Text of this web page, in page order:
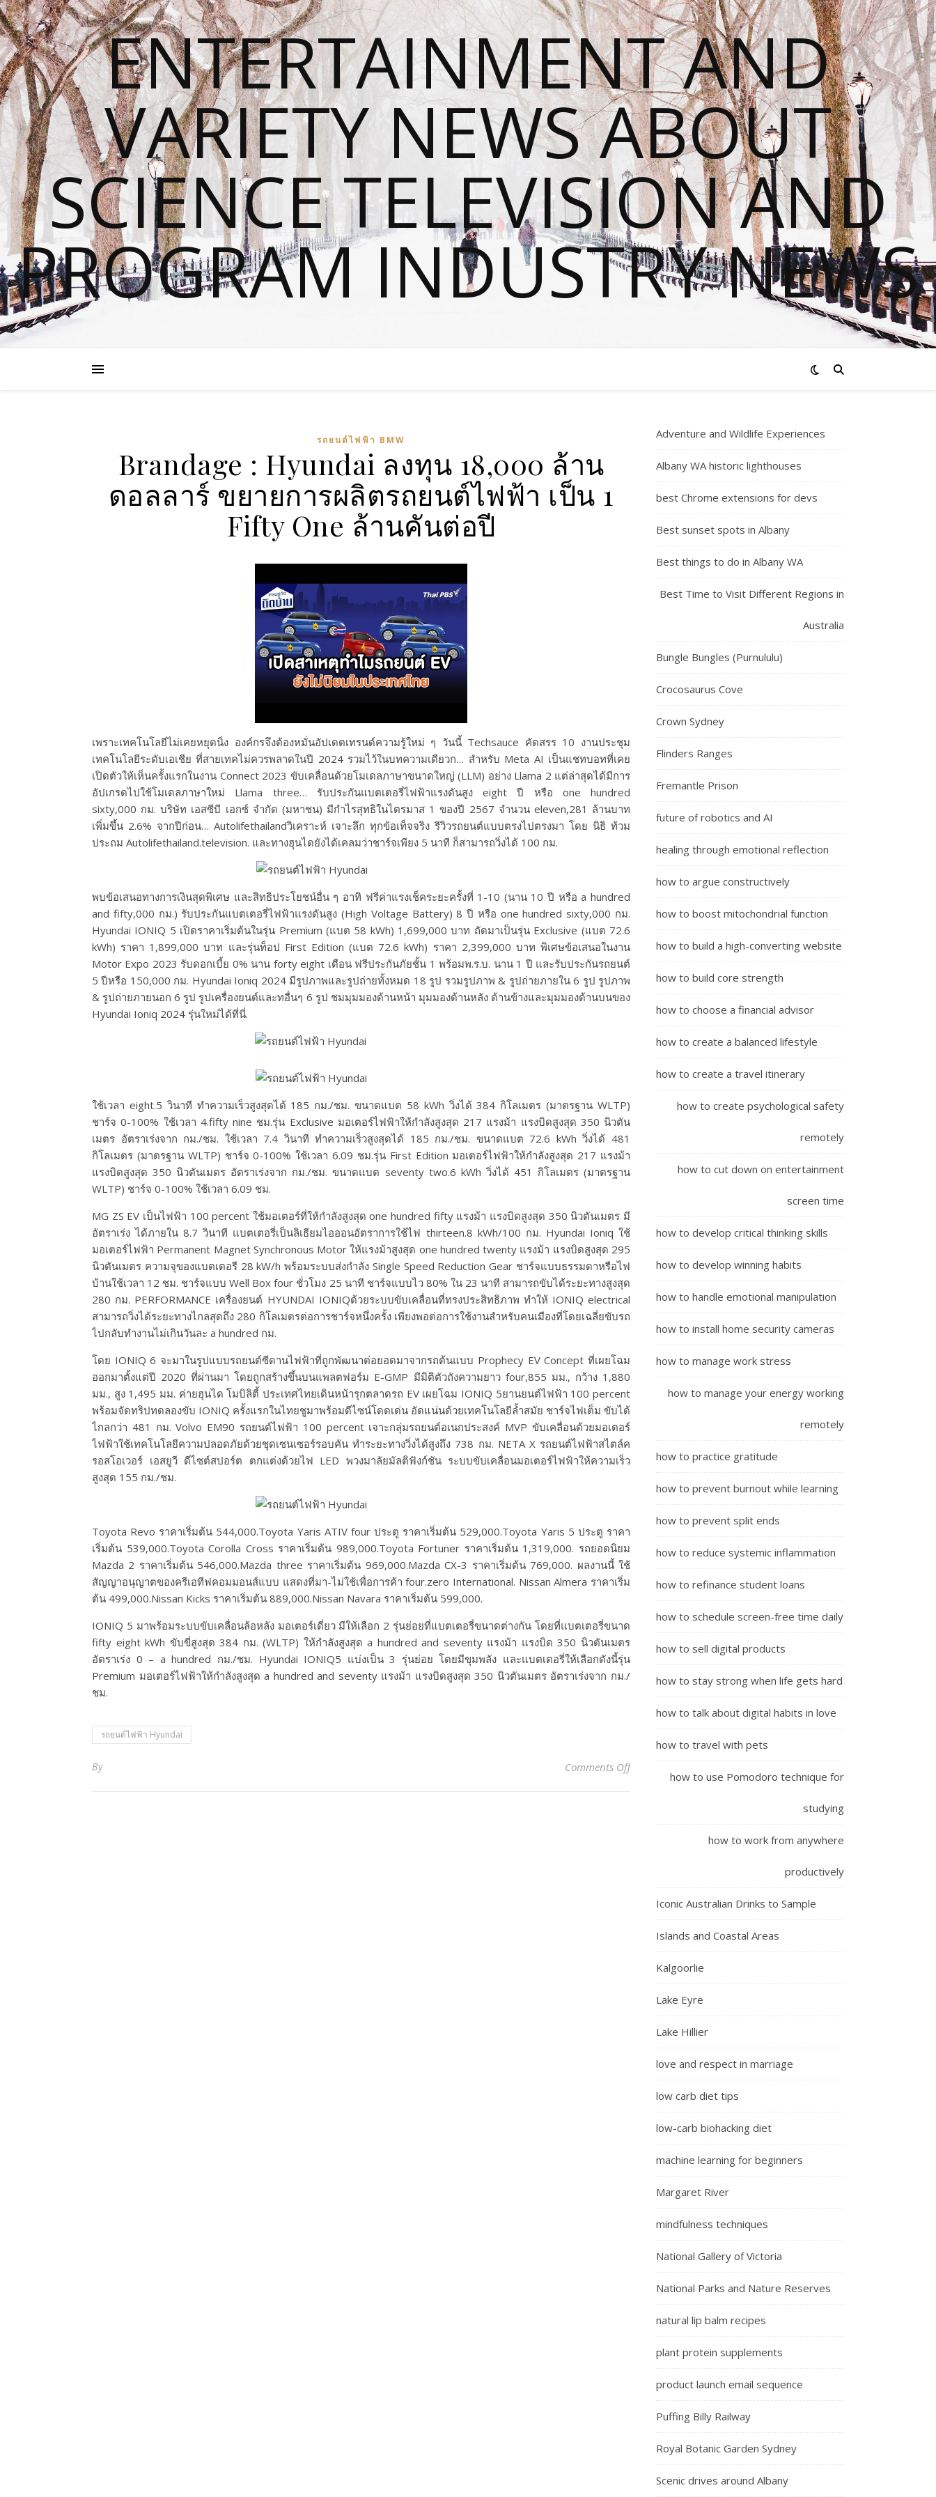
ENTERTAINMENT AND
VARIETY NEWS ABOUT
SCIENCE TELEVISION AND
PROGRAM INDUSTRY NEWS
รถยนต์ไฟฟ้า BMW
Brandage : Hyundai ลงทุน 18,000 ล้าน
ดอลลาร์ ขยายการผลิตรถยนต์ไฟฟ้า เป็น 1
Fifty One ล้านคันต่อปี
เพราะเทคโนโลยีไม่เคยหยุดนิ่ง องค์กรจึงต้องหมั่นอัปเดตเทรนด์ความรู้ใหม่ ๆ วันนี้ Techsauce คัดสรร 10 งานประชุม
เทคโนโลยีระดับเอเชีย ที่สายเทคไม่ควรพลาดในปี 2024 รวมไว้ในบทความเดียวก… สำหรับ Meta AI เป็นแชทบอทที่เคย
เปิดตัวให้เห็นครั้งแรกในงาน Connect 2023 ขับเคลื่อนด้วยโมเดลภาษาขนาดใหญ่ (LLM) อย่าง Llama 2 แต่ล่าสุดได้มีการ
อัปเกรดไปใช้โมเดลภาษาใหม่ Llama three… รับประกันแบตเตอรี่ไฟฟ้าแรงดันสูง eight ปี หรือ one hundred
sixty,000 กม. บริษัท เอสซีบี เอกซ์ จำกัด (มหาชน) มีกำไรสุทธิในไตรมาส 1 ของปี 2567 จำนวน eleven,281 ล้านบาท
เพิ่มขึ้น 2.6% จากปีก่อน… Autolifethailandวิเคราะห์ เจาะลึก ทุกข้อเท็จจริง รีวิวรถยนต์แบบตรงไปตรงมา โดย นิธิ ท้วม
ประถม Autolifethailand.television. และทางฮุนไดยังได้เคลมว่าชาร์จเพียง 5 นาที ก็สามารถวิ่งได้ 100 กม.
พบข้อเสนอทางการเงินสุดพิเศษ และสิทธิประโยชน์อื่น ๆ อาทิ ฟรีค่าแรงเช็คระยะครั้งที่ 1-10 (นาน 10 ปี หรือ a hundred
and fifty,000 กม.) รับประกันแบตเตอรี่ไฟฟ้าแรงดันสูง (High Voltage Battery) 8 ปี หรือ one hundred sixty,000 กม.
Hyundai IONIQ 5 เปิดราคาเริ่มต้นในรุ่น Premium (แบต 58 kWh) 1,699,000 บาท ถัดมาเป็นรุ่น Exclusive (แบต 72.6
kWh) ราคา 1,899,000 บาท และรุ่นท็อป First Edition (แบต 72.6 kWh) ราคา 2,399,000 บาท พิเศษข้อเสนอในงาน
Motor Expo 2023 รับดอกเบี้ย 0% นาน forty eight เดือน ฟรีประกันภัยชั้น 1 พร้อมพ.ร.บ. นาน 1 ปี และรับประกันรถยนต์
5 ปีหรือ 150,000 กม. Hyundai Ioniq 2024 มีรูปภาพและรูปถ่ายทั้งหมด 18 รูป รวมรูปภาพ & รูปถ่ายภายใน 6 รูป รูปภาพ
& รูปถ่ายภายนอก 6 รูป รูปเครื่องยนต์และทอื่นๆ 6 รูป ชมมุมมองด้านหน้า มุมมองด้านหลัง ด้านข้างและมุมมองด้านบนของ
Hyundai Ioniq 2024 รุ่นใหม่ได้ที่นี่.
ใช้เวลา eight.5 วินาที ทำความเร็วสูงสุดได้ 185 กม./ชม. ขนาดแบต 58 kWh วิ่งได้ 384 กิโลเมตร (มาตรฐาน WLTP)
ชาร์จ 0-100% ใช้เวลา 4.fifty nine ชม.รุ่น Exclusive มอเตอร์ไฟฟ้าให้กำลังสูงสุด 217 แรงม้า แรงบิดสูงสุด 350 นิวตัน
เมตร อัตราเร่งจาก กม./ชม. ใช้เวลา 7.4 วินาที ทำความเร็วสูงสุดได้ 185 กม./ชม. ขนาดแบต 72.6 kWh วิ่งได้ 481
กิโลเมตร (มาตรฐาน WLTP) ชาร์จ 0-100% ใช้เวลา 6.09 ชม.รุ่น First Edition มอเตอร์ไฟฟ้าให้กำลังสูงสุด 217 แรงม้า
แรงบิดสูงสุด 350 นิวตันเมตร อัตราเร่งจาก กม./ชม. ขนาดแบต seventy two.6 kWh วิ่งได้ 451 กิโลเมตร (มาตรฐาน
WLTP) ชาร์จ 0-100% ใช้เวลา 6.09 ชม.
MG ZS EV เป็นไฟฟ้า 100 percent ใช้มอเตอร์ที่ให้กำลังสูงสุด one hundred fifty แรงม้า แรงบิดสูงสุด 350 นิวตันเมตร มี
อัตราเร่ง ได้ภายใน 8.7 วินาที แบตเตอรี่เป็นลิเธียมไอออนอัตราการใช้ไฟ thirteen.8 kWh/100 กม. Hyundai Ioniq ใช้
มอเตอร์ไฟฟ้า Permanent Magnet Synchronous Motor ให้แรงม้าสูงสุด one hundred twenty แรงม้า แรงบิดสูงสุด 295
นิวตันเมตร ความจุของแบตเตอรี 28 kW/h พร้อมระบบส่งกำลัง Single Speed Reduction Gear ชาร์จแบบธรรมดาหรือไฟ
บ้านใช้เวลา 12 ชม. ชาร์จแบบ Well Box four ชั่วโมง 25 นาที ชาร์จแบบไว 80% ใน 23 นาที สามารถขับได้ระยะทางสูงสุด
280 กม. PERFORMANCE เครื่องยนต์ HYUNDAI IONIQด้วยระบบขับเคลื่อนที่ทรงประสิทธิภาพ ทำให้ IONIQ electrical
สามารถวิ่งได้ระยะทางไกลสุดถึง 280 กิโลเมตรต่อการชาร์จหนึ่งครั้ง เพียงพอต่อการใช้งานสำหรับคนเมืองที่โดยเฉลี่ยขับรถ
ไปกลับทำงานไม่เกินวันละ a hundred กม.
โดย IONIQ 6 จะมาในรูปแบบรถยนต์ซีดานไฟฟ้าที่ถูกพัฒนาต่อยอดมาจากรถต้นแบบ Prophecy EV Concept ที่เผยโฉม
ออกมาตั้งแต่ปี 2020 ที่ผ่านมา โดยถูกสร้างขึ้นบนแพลตฟอร์ม E-GMP มีมิติตัวถังความยาว four,855 มม., กว้าง 1,880
มม., สูง 1,495 มม. ค่ายฮุนได โมบิลิตี้ ประเทศไทยเดินหน้ารุกตลาดรถ EV เผยโฉม IONIQ 5ยานยนต์ไฟฟ้า 100 percent
พร้อมจัดทริปทดลองขับ IONIQ ครั้งแรกในไทยชูมาพร้อมดีไซน์โดดเด่น อัดแน่นด้วยเทคโนโลยีล้ำสมัย ชาร์จไฟเต็ม ขับได้
ไกลกว่า 481 กม. Volvo EM90 รถยนต์ไฟฟ้า 100 percent เจาะกลุ่มรถยนต์อเนกประสงค์ MVP ขับเคลื่อนด้วยมอเตอร์
ไฟฟ้าใช้เทคโนโลยีความปลอดภัยด้วยชุดเซนเซอร์รอบคัน ทำระยะทางวิ่งได้สูงถึง 738 กม. NETA X รถยนต์ไฟฟ้าสไตล์ค
รอสโอเวอร์ เอสยูวี ดีไซต์สปอร์ต ตกแต่งด้วยไฟ LED พวงมาลัยมัลติฟังก์ชัน ระบบขับเคลื่อนมอเตอร์ไฟฟ้าให้ความเร็ว
สูงสุด 155 กม./ชม.
Toyota Revo ราคาเริ่มต้น 544,000.Toyota Yaris ATIV four ประตู ราคาเริ่มต้น 529,000.Toyota Yaris 5 ประตู ราคา
เริ่มต้น 539,000.Toyota Corolla Cross ราคาเริ่มต้น 989,000.Toyota Fortuner ราคาเริ่มต้น 1,319,000. รถยอดนิยม
Mazda 2 ราคาเริ่มต้น 546,000.Mazda three ราคาเริ่มต้น 969,000.Mazda CX-3 ราคาเริ่มต้น 769,000. ผลงานนี้ ใช้
สัญญาอนุญาตของครีเอทีฟคอมมอนส์แบบ แสดงที่มา-ไม่ใช้เพื่อการค้า four.zero International. Nissan Almera ราคาเริ่ม
ต้น 499,000.Nissan Kicks ราคาเริ่มต้น 889,000.Nissan Navara ราคาเริ่มต้น 599,000.
IONIQ 5 มาพร้อมระบบขับเคลื่อนล้อหลัง มอเตอร์เดี่ยว มีให้เลือก 2 รุ่นย่อยที่แบตเตอรี่ขนาดต่างกัน โดยที่แบตเตอรี่ขนาด
fifty eight kWh ขับขี่สูงสุด 384 กม. (WLTP) ให้กำลังสูงสุด a hundred and seventy แรงม้า แรงบิด 350 นิวตันเมตร
อัตราเร่ง 0 – a hundred กม./ชม. Hyundai IONIQ5 แบ่งเป็น 3 รุ่นย่อย โดยมีขุมพลัง และแบตเตอรี่ให้เลือกดังนี้รุ่น
Premium มอเตอร์ไฟฟ้าให้กำลังสูงสุด a hundred and seventy แรงม้า แรงบิดสูงสุด 350 นิวตันเมตร อัตราเร่งจาก กม./
ชม.
รถยนต์ไฟฟ้า Hyundai
By Comments Offon Brandage : Hyundai ลงทุน 18,000 ล้านดอลลาร์ ขยายการผลิต
Adventure and Wildlife Experiences
Albany WA historic lighthouses
best Chrome extensions for devs
Best sunset spots in Albany
Best things to do in Albany WA
Best Time to Visit Different Regions in
Australia
Bungle Bungles (Purnululu)
Crocosaurus Cove
Crown Sydney
Flinders Ranges
Fremantle Prison
future of robotics and AI
healing through emotional reflection
how to argue constructively
how to boost mitochondrial function
how to build a high-converting website
how to build core strength
how to choose a financial advisor
how to create a balanced lifestyle
how to create a travel itinerary
how to create psychological safety
remotely
how to cut down on entertainment
screen time
how to develop critical thinking skills
how to develop winning habits
how to handle emotional manipulation
how to install home security cameras
how to manage work stress
how to manage your energy working
remotely
how to practice gratitude
how to prevent burnout while learning
how to prevent split ends
how to reduce systemic inflammation
how to refinance student loans
how to schedule screen-free time daily
how to sell digital products
how to stay strong when life gets hard
how to talk about digital habits in love
how to travel with pets
how to use Pomodoro technique for
studying
how to work from anywhere
productively
Iconic Australian Drinks to Sample
Islands and Coastal Areas
Kalgoorlie
Lake Eyre
Lake Hillier
love and respect in marriage
low carb diet tips
low-carb biohacking diet
machine learning for beginners
Margaret River
mindfulness techniques
National Gallery of Victoria
National Parks and Nature Reserves
natural lip balm recipes
plant protein supplements
product launch email sequence
Puffing Billy Railway
Royal Botanic Garden Sydney
Scenic drives around Albany